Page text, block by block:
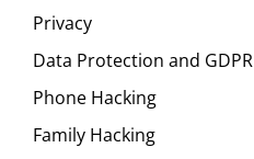
Privacy
Data Protection and GDPR
Phone Hacking
Family Hacking